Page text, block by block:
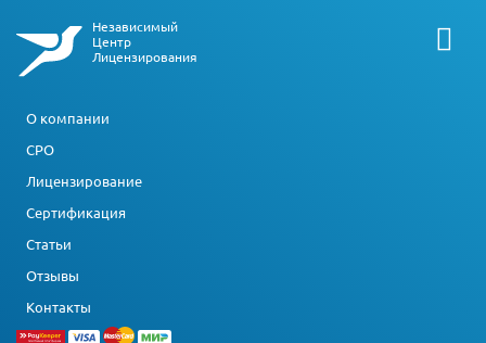
Независимый
Центр
Лицензирования
О компании
СРО
Лицензирование
Сертификация
Статьи
Отзывы
Контакты